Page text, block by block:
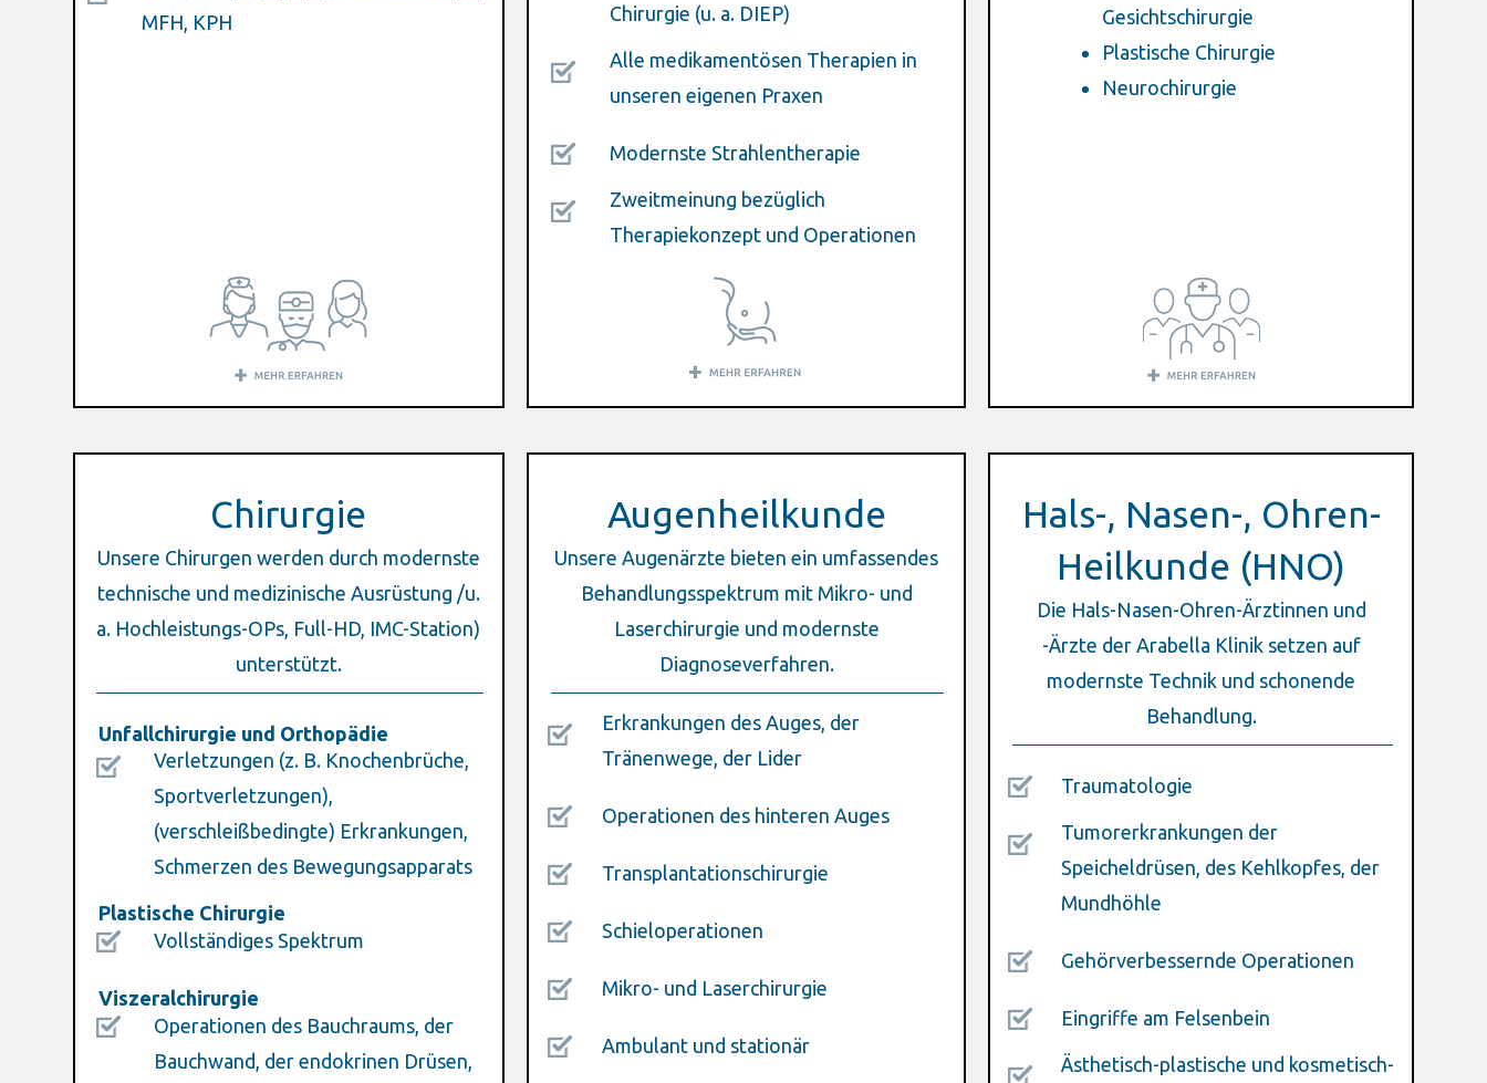
MFH, KPH
Chirurgie (u. a. DIEP)
Alle medikamentösen Therapien in
unseren eigenen Praxen
Modernste Strahlentherapie
Zweitmeinung bezüglich
Therapiekonzept und Operationen
Gesichtschirurgie
Plastische Chirurgie
Neurochirurgie
Chirurgie
Unsere Chirurgen werden durch modernste
technische und medizinische Ausrüstung /u.
a. Hochleistungs-OPs, Full-HD, IMC-Station)
unterstützt.
Unfallchirurgie und Orthopädie
Verletzungen (z. B. Knochenbrüche,
Sportverletzungen),
(verschleißbedingte) Erkrankungen,
Schmerzen des Bewegungsapparats
Plastische Chirurgie
Vollständiges Spektrum
Viszeralchirurgie
Operationen des Bauchraums, der
Bauchwand, der endokrinen Drüsen,
Augenheilkunde
Unsere Augenärzte bieten ein umfassendes
Behandlungsspektrum mit Mikro- und
Laserchirurgie und modernste
Diagnoseverfahren.
Erkrankungen des Auges, der
Tränenwege, der Lider
Operationen des hinteren Auges
Transplantationschirurgie
Schieloperationen
Mikro- und Laserchirurgie
Ambulant und stationär
Hals-, Nasen-, Ohren-
Heilkunde (HNO)
Die Hals-Nasen-Ohren-Ärztinnen und
-Ärzte der Arabella Klinik setzen auf
modernste Technik und schonende
Behandlung.
Traumatologie
Tumorerkrankungen der
Speicheldrüsen, des Kehlkopfes, der
Mundhöhle
Gehörverbessernde Operationen
Eingriffe am Felsenbein
Ästhetisch-plastische und kosmetisch-